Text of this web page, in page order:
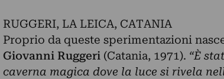
RUGGERI, LA LEICA, CATANIA
Proprio da queste sperimentazioni
Giovanni Ruggeri (Catania, 1971). “È
caverna magica dove la luce si rivela